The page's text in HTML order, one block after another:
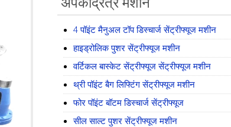
4 पॉइंट मैनुअल टॉप डिस्चार्ज सेंट्रीफ्यूज मशीन
हाइड्रोलिक पुशर सेंट्रीफ्यूज मशीन
वर्टिकल बास्केट सेंट्रीफ्यूज सेंट्रीफ्यूज मशीन
थ्री पॉइंट बैग लिफ्टिंग सेंट्रीफ्यूज मशीन
फोर पॉइंट बॉटम डिस्चार्ज सेंट्रीफ्यूज
सील साल्ट पुशर सेंट्रीफ्यूज मशीन